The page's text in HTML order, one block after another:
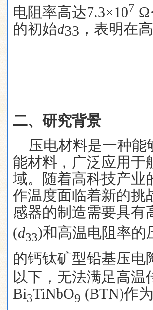
电阻率高达7.3×107
的初始d33 ，表明在
二、 研究背景
压电材料是一种
能材料，广泛应用于
域。随着高科技产业
作温度面临着新的挑
感器的制造需要具有
(d33)和高温电阻率的
的钙钛矿型铅基压电
以下，无法满足高
Bi3TiNbO9 (BTN)作